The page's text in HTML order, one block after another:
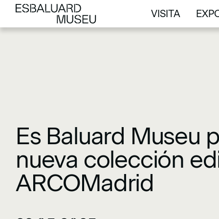
VISITA
VISITA
Es Baluard Museu
nueva colección
ARCOMadrid